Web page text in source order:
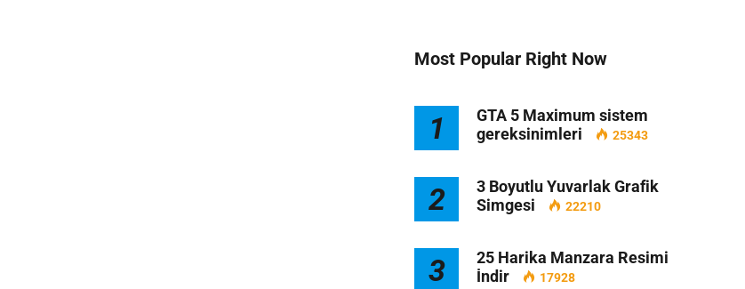
Most Popular Right Now
1
GTA 5 Maximum sistem
gereksinimleri
25343
2
3 Boyutlu Yuvarlak Grafik
Simgesi
22210
3
25 Harika Manzara Resimi
İndir
17928